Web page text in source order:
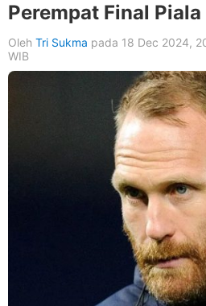
Perempat Final Piala
Oleh Tri Sukma pada 18 Dec 2024,
WIB